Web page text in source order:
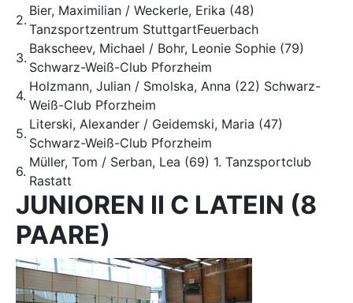
2.
Bier, Maximilian / Weckerle, Erika (48)
Tanzsportzentrum StuttgartFeuerbach
3.
Bakscheev, Michael / Bohr, Leonie Sophie (79)
Schwarz-Weiß-Club Pforzheim
4.
Holzmann, Julian / Smolska, Anna (22) Schwarz-
Weiß-Club Pforzheim
5.
Literski, Alexander / Geidemski, Maria (47)
Schwarz-Weiß-Club Pforzheim
6.
Müller, Tom / Serban, Lea (69) 1. Tanzsportclub
Rastatt
JUNIOREN II C LATEIN (8
PAARE)